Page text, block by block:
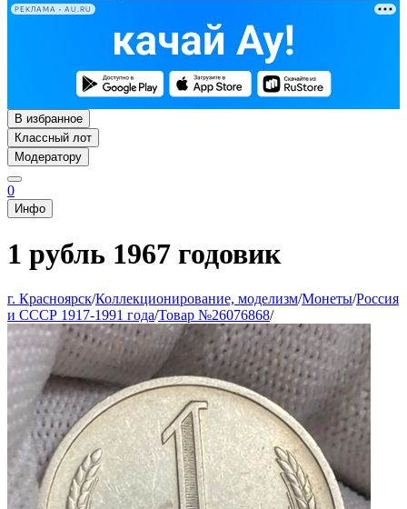
РЕКЛАМА • AU.RU
В избранное
Классный лот
Модератору
0
Инфо
1 рубль 1967 годовик
г. Красноярск/Коллекционирование, моделизм/Монеты/Россия
и СССР 1917-1991 года/Товар №26076868/